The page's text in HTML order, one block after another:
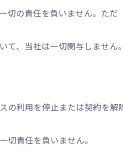
切の責任を負いません。ただ
、当社は一切関与しません。
の利用を停止または契約を解
切責任を負いません。